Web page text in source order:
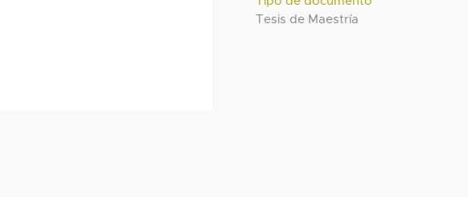
Tesis de Maestría